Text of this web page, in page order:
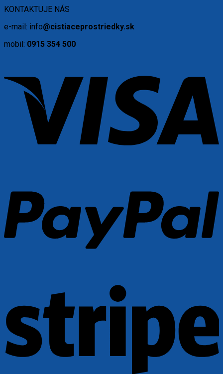
KONTAKTUJE NÁS
e-mail: info@cistiaceprostriedky.sk
mobil: 0915 354 500